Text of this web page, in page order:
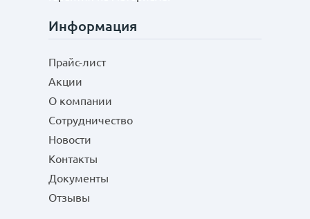
Информация
Прайс-лист
Акции
О компании
Сотрудничество
Новости
Контакты
Документы
Отзывы